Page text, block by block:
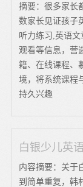
摘要：很多家长
数家长见证孩子
听力练习,英语
观看等信息，营
籍、在线课程、
境，将系统课程
持久兴趣
白银少儿英
内容摘要：关于
到简单重复，韩